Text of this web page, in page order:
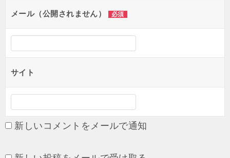
メール（公開されません） 必須
サイト
新しいコメントをメールで通知